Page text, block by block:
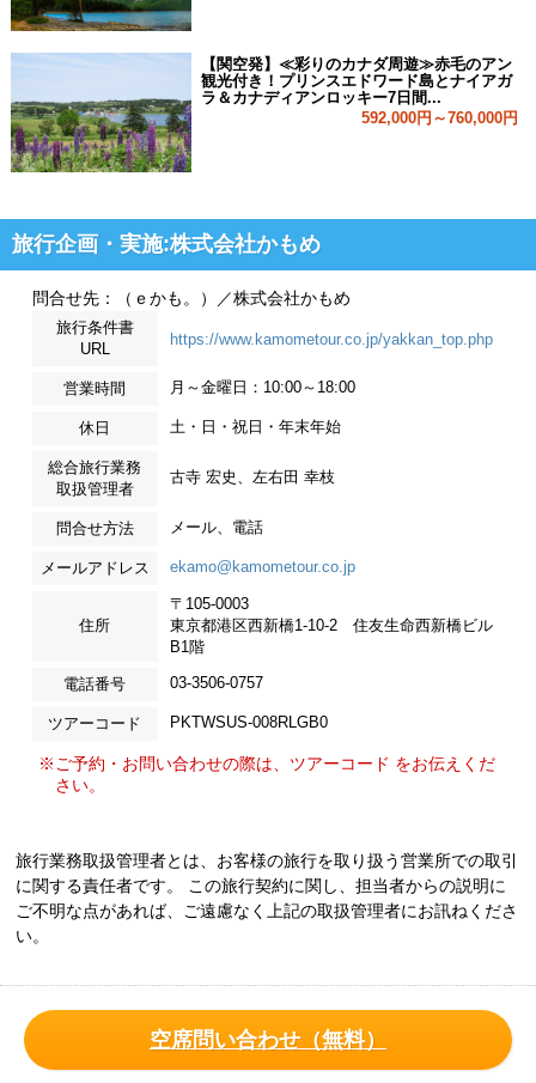
【関空発】≪彩りのカナダ周遊≫赤毛のアン
観光付き！プリンスエドワード島とナイアガ
ラ＆カナディアンロッキー7日間...
592,000円～760,000円
旅行企画・実施:株式会社かもめ
問合せ先：（ｅかも。）／株式会社かもめ
旅行条件書
URL
https://www.kamometour.co.jp/yakkan_top.php
営業時間 月～金曜日：10:00～18:00
休日 土・日・祝日・年末年始
総合旅行業務
取扱管理者
古寺 宏史、左右田 幸枝
問合せ方法 メール、電話
メールアドレス ekamo@kamometour.co.jp
住所
〒105-0003
東京都港区西新橋1-10-2 住友生命西新橋ビル
B1階
電話番号 03-3506-0757
ツアーコード PKTWSUS-008RLGB0
※ご予約・お問い合わせの際は、ツアーコード をお伝えくだ
さい。
旅行業務取扱管理者とは、お客様の旅行を取り扱う営業所での取引
に関する責任者です。 この旅行契約に関し、担当者からの説明に
ご不明な点があれば、ご遠慮なく上記の取扱管理者にお訊ねくださ
い。
空席問い合わせ（無料）